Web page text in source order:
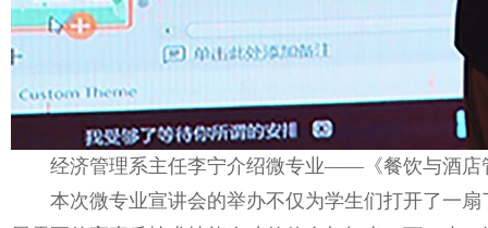
经济管理系主任李宁介绍微专业——《餐饮与酒店
本次微专业宣讲会的举办不仅为学生们打开了一